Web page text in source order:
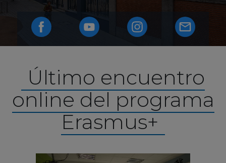
Último encuentro
online del programa
Erasmus+